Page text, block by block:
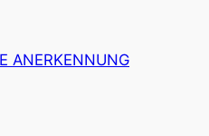
ANERKENNUNG